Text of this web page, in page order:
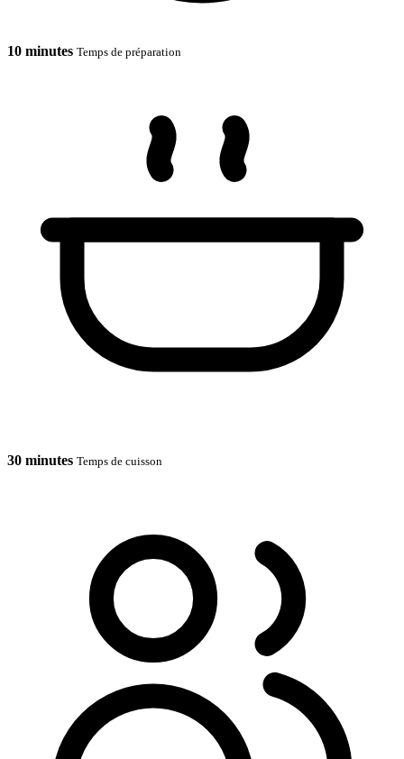
10 minutes Temps de préparation
30 minutes Temps de cuisson